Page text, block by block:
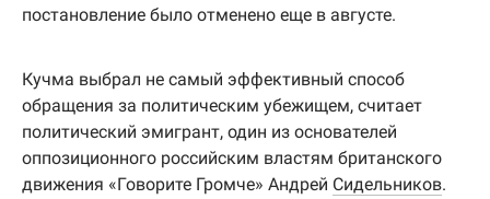
постановление было отменено еще в августе.
Кучма выбрал не самый эффективный способ
обращения за политическим убежищем, считает
политический эмигрант, один из основателей
оппозиционного российским властям британского
движения «Говорите Громче» Андрей Сидельников.